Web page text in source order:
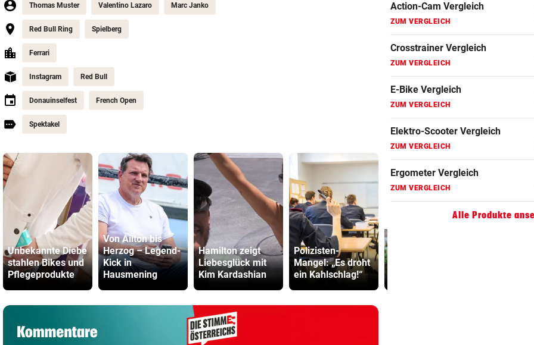
Thomas Muster Valentino Lazaro Marc Janko
Red Bull Ring Spielberg
Ferrari
Instagram Red Bull
Donauinselfest French Open
Spektakel
Unbekannte Diebe
stahlen Bikes und
Pflegeprodukte
Von Ailton bis
Herzog – Legend-
Kick in
Hausmening
Hamilton zeigt
Liebesglück mit
Kim Kardashian
Polizisten-
Mangel: „Es droht
ein Kahlschlag!“
Fahrrad Test
ZUM VERGLEICH
Fahrradanhänger Vergleich
ZUM VERGLEICH
Faszienrolle Vergleich
ZUM VERGLEICH
Hoverboard Vergleich
ZUM VERGLEICH
Kinderfahrrad Vergleich
ZUM VERGLEICH
Alle Produkte